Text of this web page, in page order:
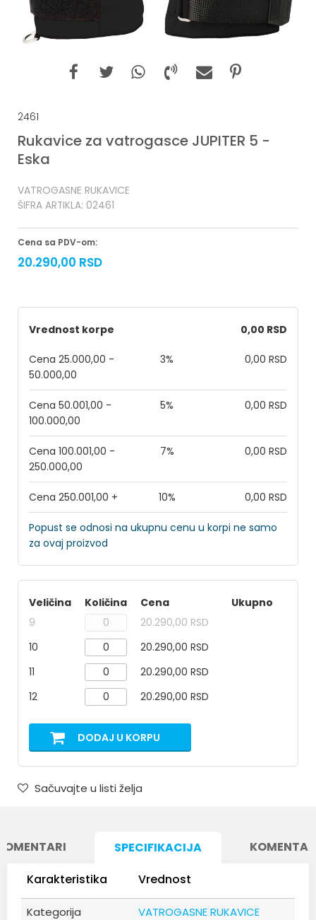
2461
Rukavice za vatrogasce JUPITER 5 -
Eska
VATROGASNE RUKAVICE
ŠIFRA ARTIKLA: 02461
Cena sa PDV-om:
20.290,00 RSD
Vrednost korpe 0,00 RSD
Cena 25.000,00 -
50.000,00
3% 0,00 RSD
Cena 50.001,00 -
100.000,00
5% 0,00 RSD
Cena 100.001,00 -
250.000,00
7% 0,00 RSD
Cena 250.001,00 + 10% 0,00 RSD
Popust se odnosi na ukupnu cenu u korpi ne samo
za ovaj proizvod
Veličina Količina Cena
Ukupno
9
20.290,00 RSD
10
20.290,00 RSD
11
20.290,00 RSD
12
20.290,00 RSD
DODAJ U KORPU
Sačuvajte u listi želja
SPECIFIKACIJA
Karakteristika
Vrednost
Kategorija
VATROGASNE RUKAVICE